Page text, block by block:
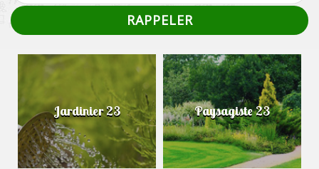
Jardinier 23 Paysagiste 23